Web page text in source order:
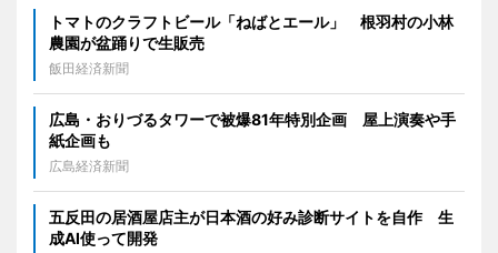
トマトのクラフトビール「ねばとエール」 根羽村の小林
農園が盆踊りで生販売
飯田経済新聞
広島・おりづるタワーで被爆81年特別企画 屋上演奏や手
紙企画も
広島経済新聞
五反田の居酒屋店主が日本酒の好み診断サイトを自作 生
成AI使って開発